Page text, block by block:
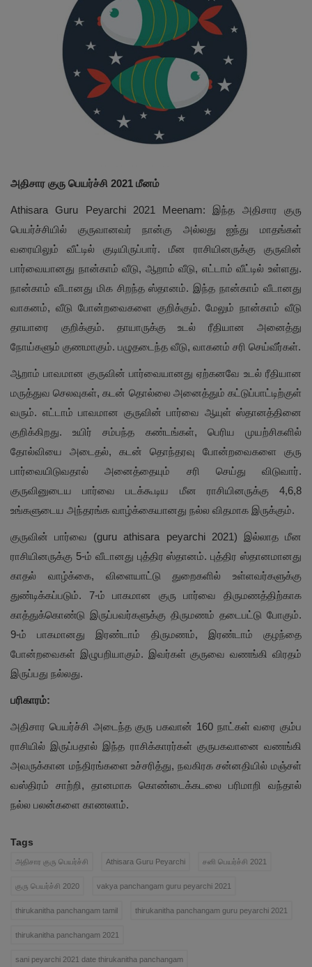
அதிசார குரு பெயர்ச்சி 2021 மீனம்
Athisara Guru Peyarchi 2021 Meenam: இந்த அதிசார குரு
பெயர்ச்சியில் குருவானவர் நான்கு அல்லது ஐந்து மாதங்கள்
வரையிலும் வீட்டில் குடியிருப்பார். மீன ராசியினருக்கு குருவின்
பார்வையானது நான்காம் வீடு, ஆறாம் வீடு, எட்டாம் வீட்டில் உள்ளது.
நான்காம் வீடானது மிக சிறந்த ஸ்தானம். இந்த நான்காம் வீடானது
வாகனம், வீடு போன்றவைகளை குறிக்கும். மேலும் நான்காம் வீடு
தாயாரை குறிக்கும். தாயாருக்கு உடல் ரீதியான அனைத்து
நோய்களும் குணமாகும். பழுதடைந்த வீடு, வாகனம் சரி செய்வீர்கள்.
ஆறாம் பாவமான குருவின் பார்வையானது ஏற்கனவே உடல் ரீதியான
மருத்துவ செலவுகள், கடன் தொல்லை அனைத்தும் கட்டுப்பாட்டிற்குள்
வரும். எட்டாம் பாவமான குருவின் பார்வை ஆயுள் ஸ்தானத்தினை
குறிக்கிறது. உயிர் சம்பந்த கண்டங்கள், பெரிய முயற்சிகளில்
தோல்வியை அடைதல், கடன் தொந்தரவு போன்றவைகளை குரு
பார்வையிடுவதால் அனைத்தையும் சரி செய்து விடுவார்.
குருவினுடைய பார்வை படக்கூடிய மீன ராசியினருக்கு 4,6,8
உங்களுடைய அந்தரங்க வாழ்க்கையானது நல்ல விதமாக இருக்கும்.
குருவின் பார்வை (guru athisara peyarchi 2021) இல்லாத மீன
ராசியினருக்கு 5-ம் வீடானது புத்திர ஸ்தானம். புத்திர ஸ்தானமானது
காதல் வாழ்க்கை, விளையாட்டு துறைகளில் உள்ளவர்களுக்கு
துண்டிக்கப்படும். 7-ம் பாகமான குரு பார்வை திருமணத்திற்காக
காத்துக்கொண்டு இருப்பவர்களுக்கு திருமணம் தடைபட்டு போகும்.
9-ம் பாகமானது இரண்டாம் திருமணம், இரண்டாம் குழந்தை
போன்றவைகள் இழுபறியாகும். இவர்கள் குருவை வணங்கி விரதம்
இருப்பது நல்லது.
பரிகாரம்:
அதிசார பெயர்ச்சி அடைந்த குரு பகவான் 160 நாட்கள் வரை கும்ப
ராசியில் இருப்பதால் இந்த ராசிக்காரர்கள் குருபகவானை வணங்கி
அவருக்கான மந்திரங்களை உச்சரித்து, நவகிரக சன்னதியில் மஞ்சள்
வஸ்திரம் சாற்றி, தானமாக கொண்டைக்கடலை பரிமாறி வந்தால்
நல்ல பலன்களை காணலாம்.
Tags
அதிசார குரு பெயர்ச்சி Athisara Guru Peyarchi சனி பெயர்ச்சி 2021
குரு பெயர்ச்சி 2020 vakya panchangam guru peyarchi 2021
thirukanitha panchangam tamil thirukanitha panchangam guru peyarchi 2021
thirukanitha panchangam 2021
sani peyarchi 2021 date thirukanitha panchangam